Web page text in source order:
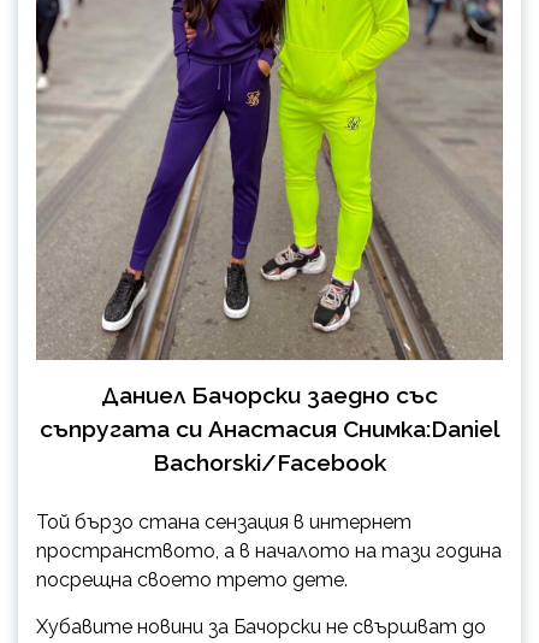
Даниел Бачорски заедно със
съпругата си Анастасия Снимка:Daniel
Bachorski/Facebook
Той бързо стана сензация в интернет
пространството, а в началото на тази година
посрещна своето трето дете.
Хубавите новини за Бачорски не свършват до